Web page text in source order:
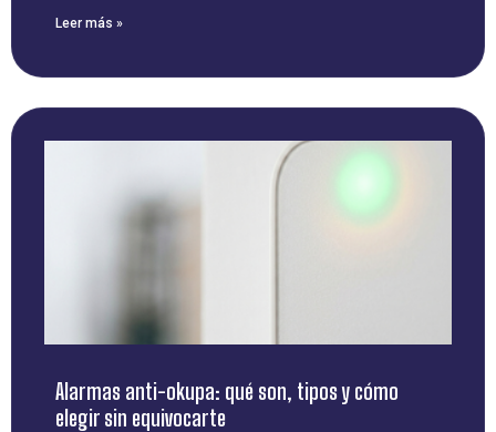
Leer más »
Alarmas anti-okupa: qué son, tipos y cómo
elegir sin equivocarte